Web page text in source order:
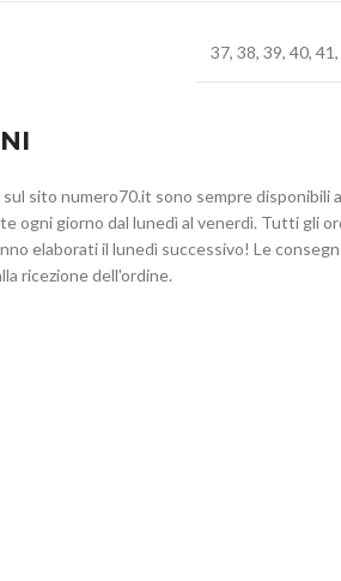
37, 38, 39, 40, 41,
sito numero70.it sono sempre disponibili
ogni giorno dal lunedì al venerdì. Tutti gli
elaborati il lunedì successivo! Le
ricezione dell'ordine.